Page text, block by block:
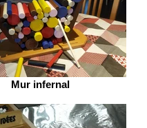
Mur infernal